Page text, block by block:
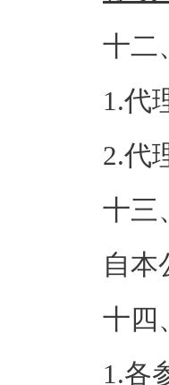
十二
1.代
2.代
十三
自本
十四
1.各